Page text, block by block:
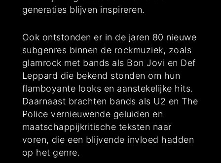
generaties blijven inspireren.
Ook ontstonden er in de jaren 80 nieuwe
subgenres binnen de rockmuziek, zoals
glamrock met bands als Bon Jovi en Def
Leppard die bekend stonden om hun
flamboyante looks en aanstekelijke hits.
Daarnaast brachten bands als U2 en The
Police vernieuwende geluiden en
maatschappijkritische teksten naar
voren, die een blijvende invloed hadden
op het genre.